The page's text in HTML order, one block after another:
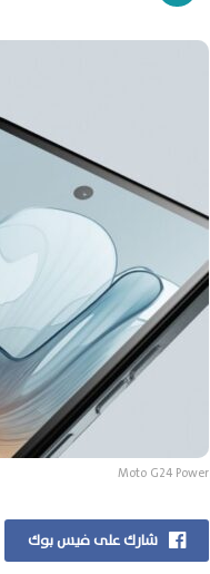
Moto G24 Power
شارك على فيس بوك